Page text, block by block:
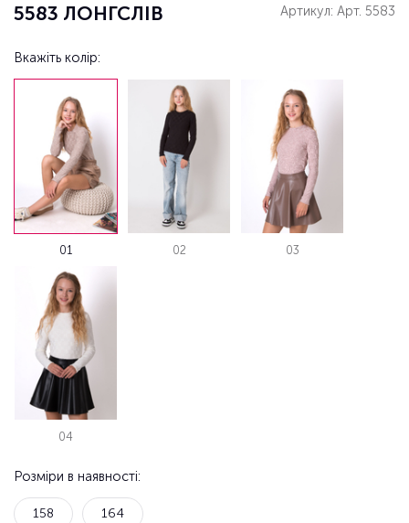
5583 ЛОНГСЛІВ Артикул: Арт. 5583
Вкажіть колір:
01 02 03
04
Розміри в наявності:
158 164